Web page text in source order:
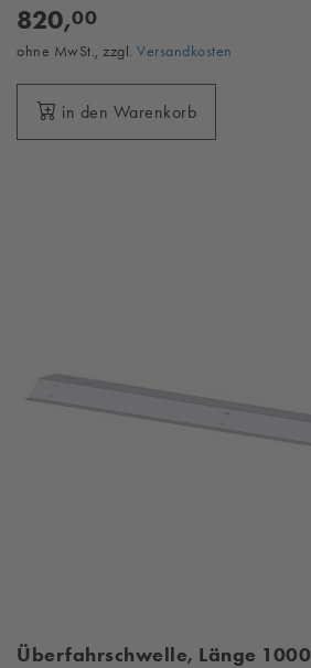
820,00
ohne MwSt., zzgl. Versandkosten
in den Warenkorb
Überfahrschwelle, Länge